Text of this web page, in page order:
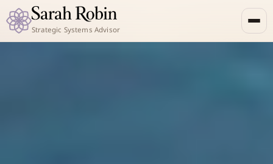
Strategic Systems Advisor